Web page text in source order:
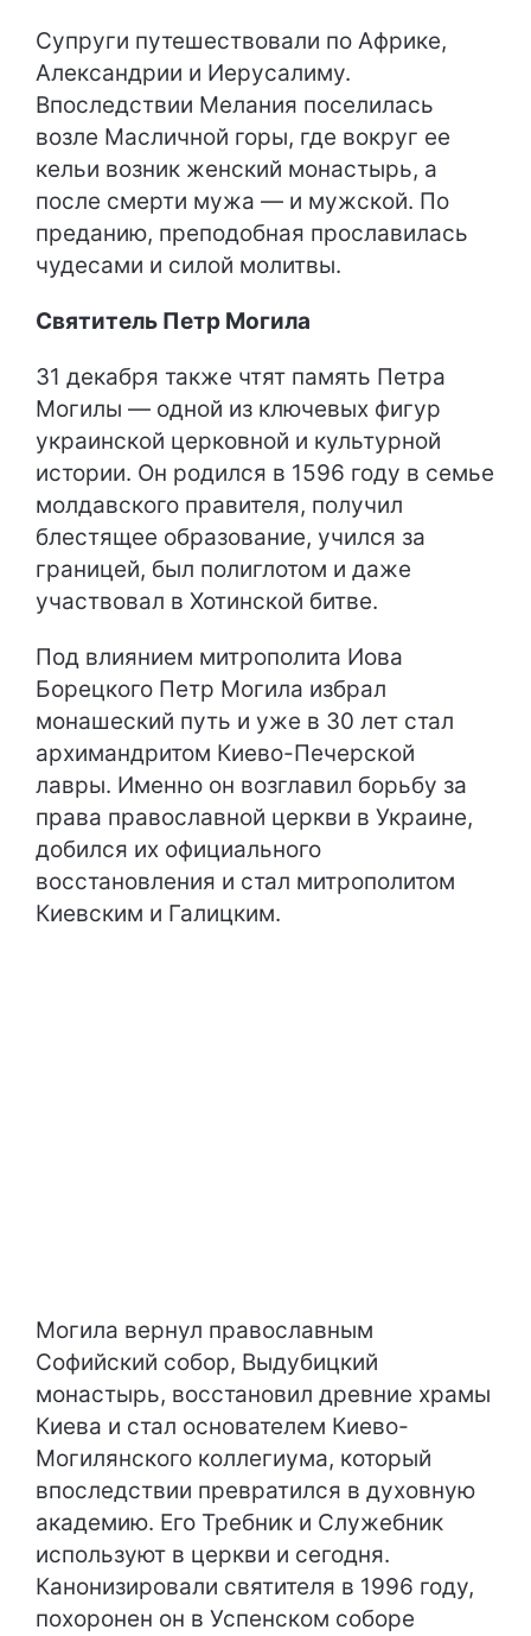
Супруги путешествовали по Африке,
Александрии и Иерусалиму.
Впоследствии Мелания поселилась
возле Масличной горы, где вокруг ее
кельи возник женский монастырь, а
после смерти мужа — и мужской. По
преданию, преподобная прославилась
чудесами и силой молитвы.
Святитель Петр Могила
31 декабря также чтят память Петра
Могилы — одной из ключевых фигур
украинской церковной и культурной
истории. Он родился в 1596 году в семье
молдавского правителя, получил
блестящее образование, учился за
границей, был полиглотом и даже
участвовал в Хотинской битве.
Под влиянием митрополита Иова
Борецкого Петр Могила избрал
монашеский путь и уже в 30 лет стал
архимандритом Киево-Печерской
лавры. Именно он возглавил борьбу за
права православной церкви в Украине,
добился их официального
восстановления и стал митрополитом
Киевским и Галицким.
Могила вернул православным
Софийский собор, Выдубицкий
монастырь, восстановил древние храмы
Киева и стал основателем Киево-
Могилянского коллегиума, который
впоследствии превратился в духовную
академию. Его Требник и Служебник
используют в церкви и сегодня.
Канонизировали святителя в 1996 году,
похоронен он в Успенском соборе